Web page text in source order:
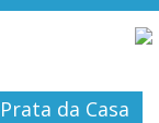
Prata da Casa